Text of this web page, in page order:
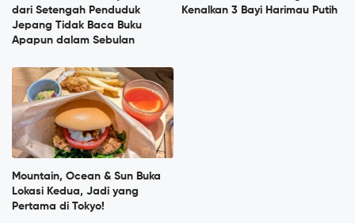
dari Setengah Penduduk
Jepang Tidak Baca Buku
Apapun dalam Sebulan
Kenalkan 3 Bayi Harimau Putih
Mountain, Ocean & Sun Buka
Lokasi Kedua, Jadi yang
Pertama di Tokyo!